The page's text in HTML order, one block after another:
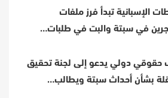
الإسبانية تبدأ فرز ملفات
في سبتة والبت في طلبات…
حقوقي دولي يدعو إلى لجنة تحقيق
بشأن أحداث سبتة ويطالب…